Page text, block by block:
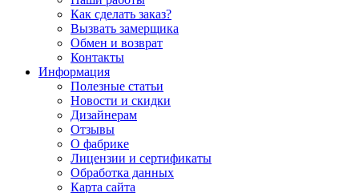
Как сделать заказ?
Вызвать замерщика
Обмен и возврат
Контакты
Информация
Полезные статьи
Новости и скидки
Дизайнерам
Отзывы
О фабрике
Лицензии и сертификаты
Обработка данных
Карта сайта